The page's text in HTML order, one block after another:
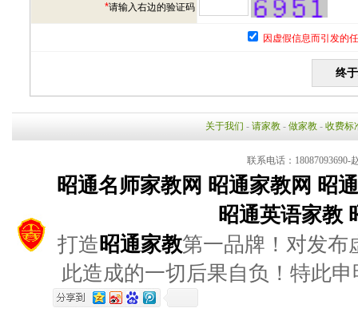
*请输入右边的验证码
因虚假信息而引发的
关于我们 - 请家教 - 做家教 - 收费标
联系电话：18087093690-
昭通名师家教网 昭通家教网 昭
昭通英语家教
打造 昭通家教第一品牌！对发布
此造成的一切后果自负！特此